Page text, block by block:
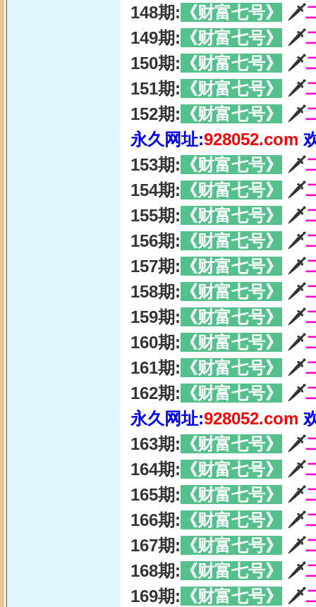
148期: 《财富七号》 🗡
149期: 《财富七号》 🗡
150期: 《财富七号》 🗡
151期: 《财富七号》 🗡
152期: 《财富七号》 🗡
永久网址:928052.com
153期: 《财富七号》 🗡
154期: 《财富七号》 🗡
155期: 《财富七号》 🗡
156期: 《财富七号》 🗡
157期: 《财富七号》 🗡
158期: 《财富七号》 🗡
159期: 《财富七号》 🗡
160期: 《财富七号》 🗡
161期: 《财富七号》 🗡
162期: 《财富七号》 🗡
永久网址:928052.com
163期: 《财富七号》 🗡
164期: 《财富七号》 🗡
165期: 《财富七号》 🗡
166期: 《财富七号》 🗡
167期: 《财富七号》 🗡
168期: 《财富七号》 🗡
169期: 《财富七号》 🗡